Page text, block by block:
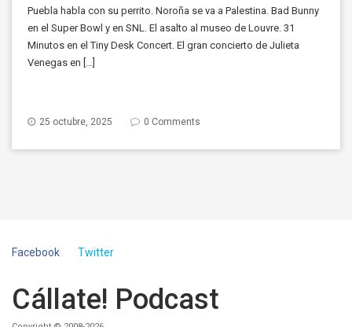
Puebla habla con su perrito. Noroña se va a Palestina. Bad Bunny
en el Super Bowl y en SNL. El asalto al museo de Louvre. 31
Minutos en el Tiny Desk Concert. El gran concierto de Julieta
Venegas en […]
25 octubre, 2025 0 Comments
Facebook Twitter
Cállate! Podcast